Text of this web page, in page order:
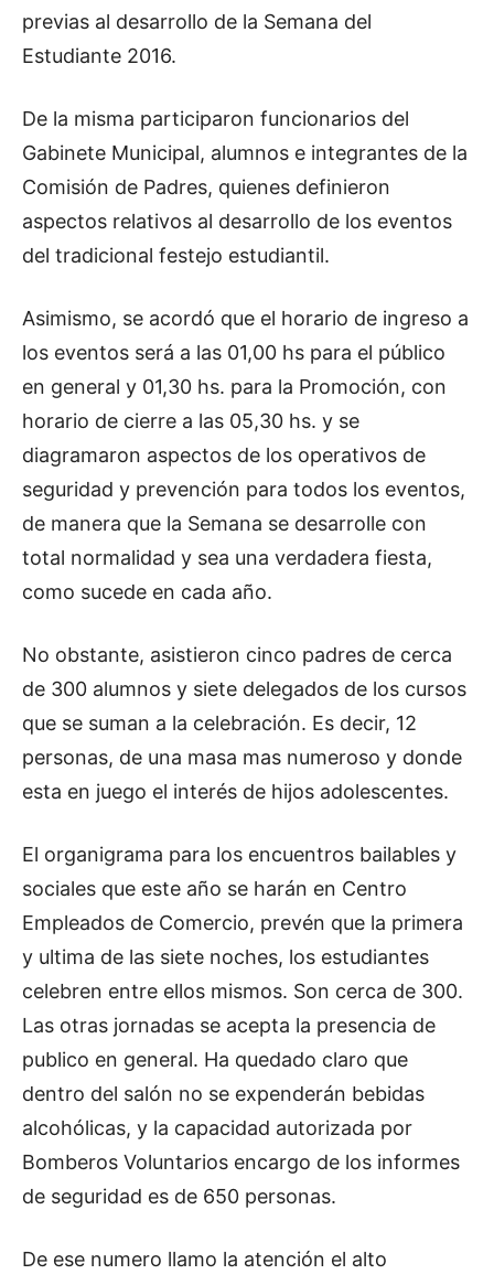
previas al desarrollo de la Semana del
Estudiante 2016.
De la misma participaron funcionarios del
Gabinete Municipal, alumnos e integrantes de la
Comisión de Padres, quienes definieron
aspectos relativos al desarrollo de los eventos
del tradicional festejo estudiantil.
Asimismo, se acordó que el horario de ingreso a
los eventos será a las 01,00 hs para el público
en general y 01,30 hs. para la Promoción, con
horario de cierre a las 05,30 hs. y se
diagramaron aspectos de los operativos de
seguridad y prevención para todos los eventos,
de manera que la Semana se desarrolle con
total normalidad y sea una verdadera fiesta,
como sucede en cada año.
No obstante, asistieron cinco padres de cerca
de 300 alumnos y siete delegados de los cursos
que se suman a la celebración. Es decir, 12
personas, de una masa mas numeroso y donde
esta en juego el interés de hijos adolescentes.
El organigrama para los encuentros bailables y
sociales que este año se harán en Centro
Empleados de Comercio, prevén que la primera
y ultima de las siete noches, los estudiantes
celebren entre ellos mismos. Son cerca de 300.
Las otras jornadas se acepta la presencia de
publico en general. Ha quedado claro que
dentro del salón no se expenderán bebidas
alcohólicas, y la capacidad autorizada por
Bomberos Voluntarios encargo de los informes
de seguridad es de 650 personas.
De ese numero llamo la atención el alto